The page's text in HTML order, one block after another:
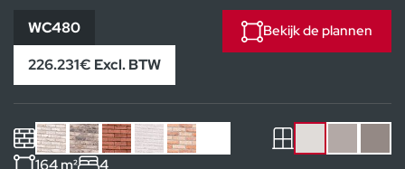
WC480
226.231€ Excl. BTW
Bekijk de plannen
164 m² 4